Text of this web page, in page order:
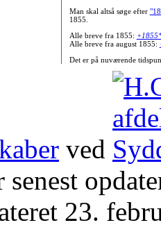
Man skal altså søge efter
1855.
Alle breve fra 1855:
Alle breve fra august 1855:
Det er på nuværende
ved
senest
23.